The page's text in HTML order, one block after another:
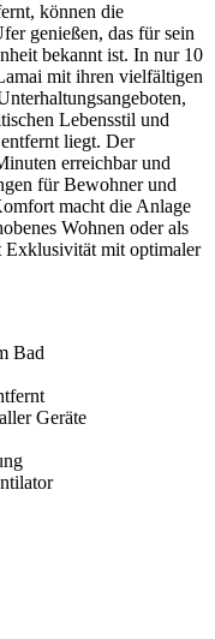
können die
genießen, das für sein
bekannt ist. In nur 10
mit ihren vielfältigen
Lebensstil und
liegt. Der
erreichbar und
für Bewohner und
macht die Anlage
Wohnen oder als
Exklusivität mit optimaler
Bad
Geräte